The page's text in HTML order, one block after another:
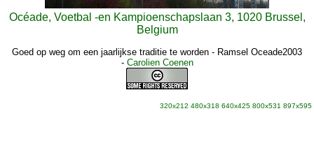
Océade, Voetbal -en Kampioenschapslaan 3, 1020 Brussel,
Belgium
Goed op weg om een jaarlijkse traditie te worden - Ramsel Oceade2003
- Carolien Coenen
320x212 480x318 640x425 800x531 897x595